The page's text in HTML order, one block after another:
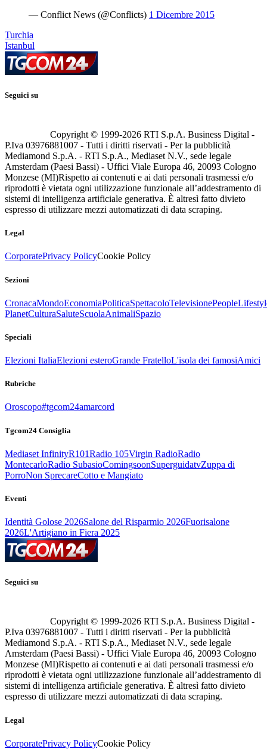
— Conflict News (@Conflicts) 1 Dicembre 2015
Turchia
Istanbul
Seguici su
Copyright © 1999-2026 RTI S.p.A. Business Digital -
P.Iva 03976881007 - Tutti i diritti riservati - Per la pubblicità
Mediamond S.p.A. - RTI S.p.A., Mediaset N.V., sede legale
Amsterdam (Paesi Bassi) - Uffici Viale Europa 46, 20093 Cologno
Monzese (MI)Rispetto ai contenuti e ai dati personali trasmessi e/o
riprodotti è vietata ogni utilizzazione funzionale all’addestramento di
sistemi di intelligenza artificiale generativa. È altresì fatto divieto
espresso di utilizzare mezzi automatizzati di data scraping.
Legal
CorporatePrivacy PolicyCookie Policy
Sezioni
CronacaMondoEconomiaPoliticaSpettacoloTelevisionePeople
PlanetCulturaSaluteScuolaAnimaliSpazio
Speciali
Elezioni ItaliaElezioni esteroGrande FratelloL'isola dei famosiAmici
Rubriche
Oroscopo#tgcom24amarcord
Tgcom24 Consiglia
Mediaset InfinityR101Radio 105Virgin RadioRadio
MontecarloRadio SubasioComingsoonSuperguidatvZuppa di
PorroNon SprecareCotto e Mangiato
Eventi
Identità Golose 2026Salone del Risparmio 2026Fuorisalone
2026L'Artigiano in Fiera 2025
Seguici su
Copyright © 1999-2026 RTI S.p.A. Business Digital -
P.Iva 03976881007 - Tutti i diritti riservati - Per la pubblicità
Mediamond S.p.A. - RTI S.p.A., Mediaset N.V., sede legale
Amsterdam (Paesi Bassi) - Uffici Viale Europa 46, 20093 Cologno
Monzese (MI)Rispetto ai contenuti e ai dati personali trasmessi e/o
riprodotti è vietata ogni utilizzazione funzionale all’addestramento di
sistemi di intelligenza artificiale generativa. È altresì fatto divieto
espresso di utilizzare mezzi automatizzati di data scraping.
Legal
CorporatePrivacy PolicyCookie Policy